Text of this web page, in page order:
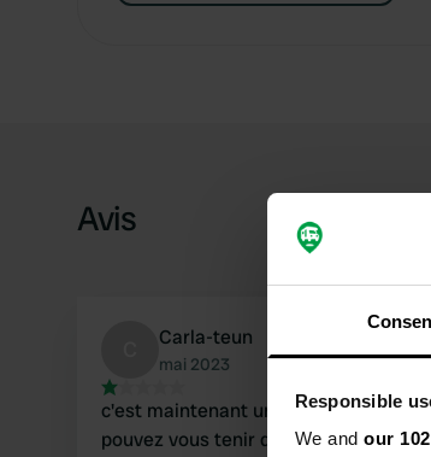
Responsible
We and our
Avis
Carla-teun
mai 2023
c'est maintenant un mauvais endroit
pouvez vous tenir debout. le